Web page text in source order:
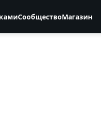
СообществоМагазин